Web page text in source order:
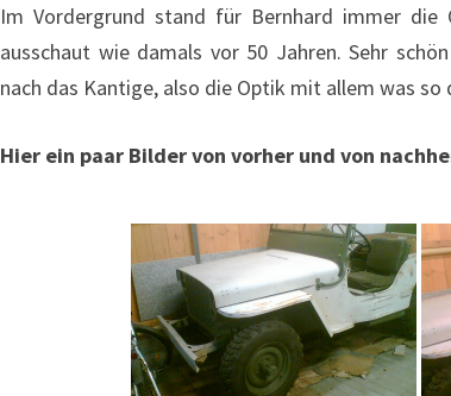
Im Vordergrund stand für Bernhard immer die
ausschaut wie damals vor 50 Jahren. Sehr
nach das Kantige, also die Optik mit allem was so
Hier ein paar Bilder von vorher und von